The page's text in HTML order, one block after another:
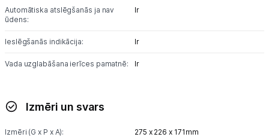
Automātiska atslēgšanās ja nav
ūdens:
Ir
Ieslēgšanās indikācija: Ir
Vada uzglabāšana ierīces pamatnē: Ir
Izmēri un svars
Izmēri (G x P x A): 275 x 226 x 171mm